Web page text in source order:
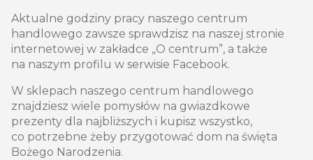
Aktualne godziny pracy naszego centrum
handlowego zawsze sprawdzisz na naszej stronie
internetowej w zakładce „O centrum”, a także
na naszym profilu w serwisie Facebook.
W sklepach naszego centrum handlowego
znajdziesz wiele pomysłów na gwiazdkowe
prezenty dla najbliższych i kupisz wszystko,
co potrzebne żeby przygotować dom na święta
Bożego Narodzenia.